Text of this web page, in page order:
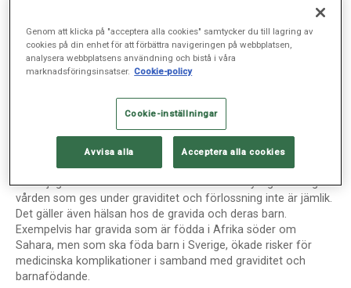
vård vid minskade fosterrörelser – något som kan
öka risken för fosterdöd. Bristande kommunikation
mellan patient och barnmorska är en möjlig
förklaring, konstaterar forskaren och barnmorskan
– När jag arbetade som barnmorska blev det tydligt för mig att
vården som ges under graviditet och förlossning inte är jämlik.
Det gäller även hälsan hos de gravida och deras barn.
Exempelvis har gravida som är födda i Afrika söder om
Sahara, men som ska föda barn i Sverige, ökade risker för
medicinska komplikationer i samband med graviditet och
barnafödande.
Genom att klicka på "acceptera alla cookies" samtycker du till lagring av
cookies på din enhet för att förbättra navigeringen på webbplatsen,
analysera webbplatsens användning och bistå i våra
marknadsföringsinsatser. Cookie-policy
Cookie-inställningar
Avvisa alla Acceptera alla cookies